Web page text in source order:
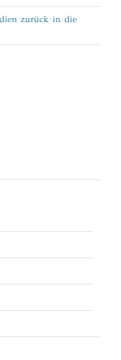
zurück in die